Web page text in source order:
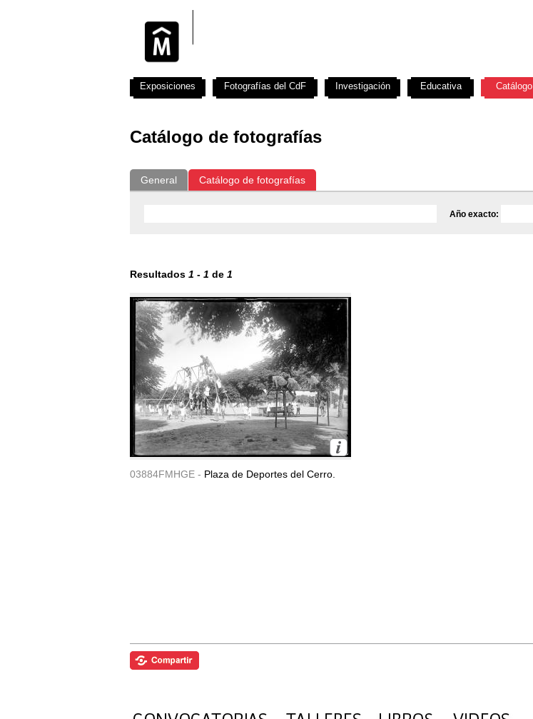
Catálogo de fotografías
General Catálogo de fotografías
Año exacto:
Resultados 1 - 1 de 1
03884FMHGE - Plaza de Deportes del Cerro.
Exposiciones Fotografías del CdF Investigación Educativa Catálogo